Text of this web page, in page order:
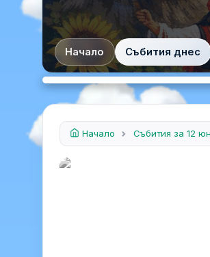
Начало Събития днес
Начало Събития за 12